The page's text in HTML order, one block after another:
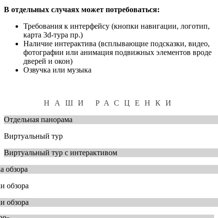
В отдельных случаях может потребоваться:
Требования к интерфейсу (кнопки навигации, логотип,
карта 3d-тура пр.)
Наличие интерактива (всплывающие подсказки, видео,
фотографии или анимация подвижных элементов вроде
дверей и окон)
Озвучка или музыка
НАШИ РАСЦЕНКИ
Отдельная панорама
Виртуальный тур
Виртуальный тур с интерактивом
обзора
обзора
обзора